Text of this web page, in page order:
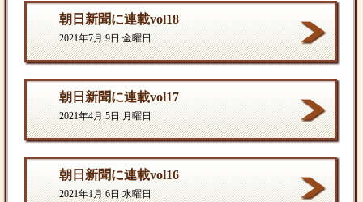
朝日新聞に連載vol18
2021年7月 9日 金曜日
朝日新聞に連載vol17
2021年4月 5日 月曜日
朝日新聞に連載vol16
2021年1月 6日 水曜日